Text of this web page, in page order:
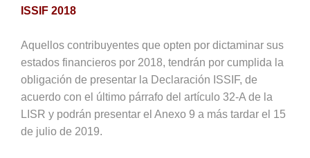
ISSIF 2018
Aquellos contribuyentes que opten por dictaminar sus
estados financieros por 2018, tendrán por cumplida la
obligación de presentar la Declaración ISSIF, de
acuerdo con el último párrafo del artículo 32-A de la
LISR y podrán presentar el Anexo 9 a más tardar el 15
de julio de 2019.